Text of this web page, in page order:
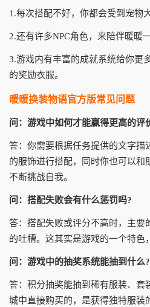
1.每次搭配不好，你都会受到宠物
2.还有许多NPC角色，来陪伴暖暖
3.游戏内有丰富的成就系统给你更
的奖励衣服。
暖暖换装物语官方版常见问题
问：游戏中如何才能赢得更高的评
答：你需要根据任务提供的文字描
的服饰进行搭配，同时你也可以和
不断挑战自我。
问：搭配失败会有什么惩罚吗?
答：搭配失败或评分不高时，主要
的吐槽。这其实是游戏的一个特色
问：游戏中的抽奖系统能抽到什么?
答：积分抽奖能抽到稀有服装、套
城中直接购买的，是获得独特服装